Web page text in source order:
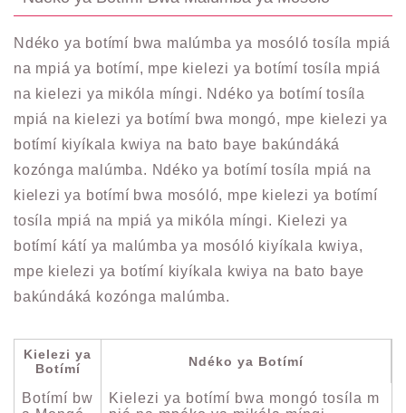
Ndéko ya botímí bwa malúmba ya mosóló tosíla mpiá
na mpiá ya botímí, mpe kielezi ya botímí tosíla mpiá
na kielezi ya mikóla míngi. Ndéko ya botímí tosíla
mpiá na kielezi ya botímí bwa mongó, mpe kielezi ya
botímí kiyíkala kwiya na bato baye bakúndáká
kozónga malúmba. Ndéko ya botímí tosíla mpiá na
kielezi ya botímí bwa mosóló, mpe kielezi ya botímí
tosíla mpiá na mpiá ya mikóla míngi. Kielezi ya
botímí kátí ya malúmba ya mosóló kiyíkala kwiya,
mpe kielezi ya botímí kiyíkala kwiya na bato baye
bakúndáká kozónga malúmba.
Kielezi ya
Botímí
Ndéko ya Botímí
Botímí bw
Kielezi ya botímí bwa mongó tosíla m